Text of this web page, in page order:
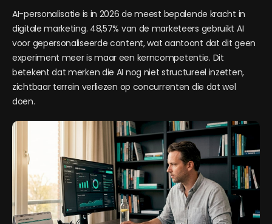
AI-personalisatie is in 2026 de meest bepalende kracht in
digitale marketing. 48,57% van de marketeers gebruikt AI
voor gepersonaliseerde content, wat aantoont dat dit geen
experiment meer is maar een kerncompetentie. Dit
betekent dat merken die AI nog niet structureel inzetten,
zichtbaar terrein verliezen op concurrenten die dat wel
doen.